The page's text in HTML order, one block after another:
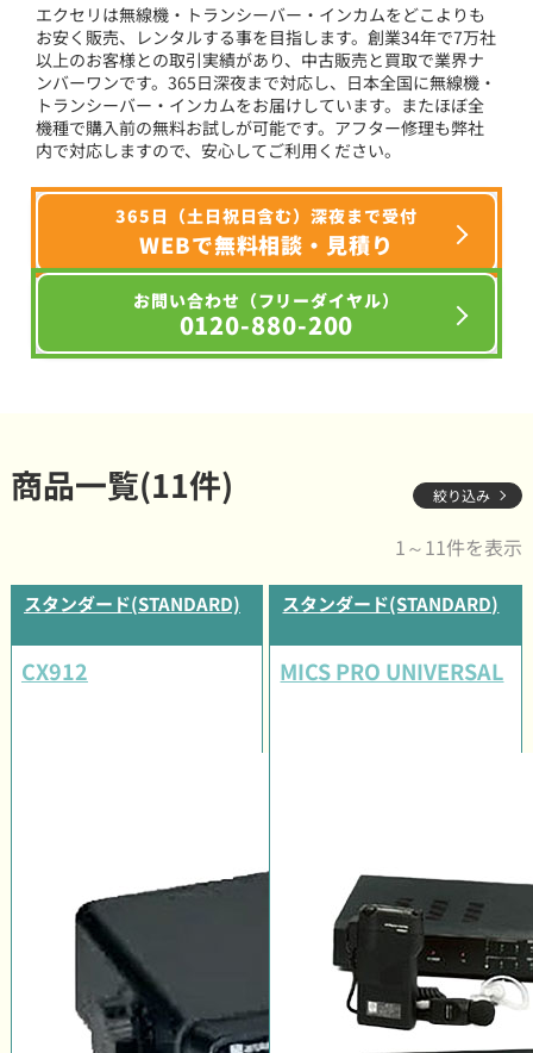
エクセリは無線機・トランシーバー・インカムをどこよりも
お安く販売、レンタルする事を目指します。創業34年で7万社
以上のお客様との取引実績があり、中古販売と買取で業界ナ
ンバーワンです。365日深夜まで対応し、日本全国に無線機・
トランシーバー・インカムをお届けしています。またほぼ全
機種で購入前の無料お試しが可能です。アフター修理も弊社
内で対応しますので、安心してご利用ください。
365日（土日祝日含む）深夜まで受付
WEBで無料相談・見積り
お問い合わせ（フリーダイヤル）
0120-880-200
商品一覧(11件) 絞り込み
1～11件を表示
スタンダード(STANDARD)
CX912
スタンダード(STANDARD)
MICS PRO UNIVERSAL